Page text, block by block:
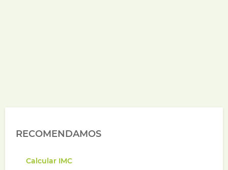
RECOMENDAMOS
Calcular IMC